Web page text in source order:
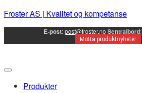
Froster AS | Kvalitet og kompetanse
E-post:post@froster.no Sentralbord:
Motta produktnyheter
Produkter